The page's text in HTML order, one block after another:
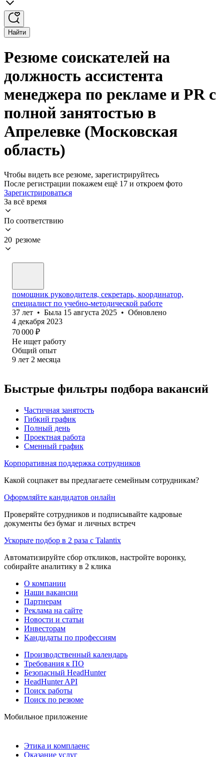
Найти
Резюме соискателей на
должность ассистента
менеджера по рекламе и PR с
полной занятостью в
Апрелевке (Московская
область)
Чтобы видеть все резюме, зарегистрируйтесь
После регистрации покажем ещё 17 и откроем фото
Зарегистрироваться
За всё время
По соответствию
20 резюме
помощник руководителя, секретарь, координатор,
специалист по учебно-методической работе
37 лет • Была 15 августа 2025 • Обновлено
4 декабря 2023
70 000 ₽
Не ищет работу
Общий опыт
9 лет 2 месяца
Быстрые фильтры подбора вакансий
Частичная занятость
Гибкий график
Полный день
Проектная работа
Сменный график
Корпоративная поддержка сотрудников
Какой соцпакет вы предлагаете семейным сотрудникам?
Оформляйте кандидатов онлайн
Проверяйте сотрудников и подписывайте кадровые
документы без бумаг и личных встреч
Ускорьте подбор в 2 раза с Talantix
Автоматизируйте сбор откликов, настройте воронку,
собирайте аналитику в 2 клика
О компании
Наши вакансии
Партнерам
Реклама на сайте
Новости и статьи
Инвесторам
Кандидаты по профессиям
Производственный календарь
Требования к ПО
Безопасный HeadHunter
HeadHunter API
Поиск работы
Поиск по резюме
Мобильное приложение
Этика и комплаенс
Оказание услуг